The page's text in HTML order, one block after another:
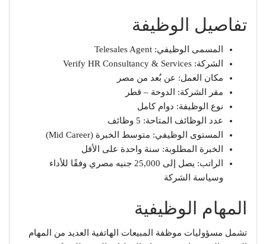
تفاصيل الوظيفة
المسمى الوظيفي: Telesales Agent
الشركة: Verify HR Consultancy & Services
مكان العمل: عن بُعد من مصر
مقر الشركة: الدوحة – قطر
نوع الوظيفة: دوام كامل
عدد الوظائف المتاحة: 5 وظائف
المستوى الوظيفي: متوسط الخبرة (Mid Career)
الخبرة المطلوبة: سنة واحدة على الأقل
الراتب: يصل إلى 25,000 جنيه مصري وفقًا للأداء
وسياسة الشركة
المهام الوظيفية
تشمل مسؤوليات موظفة المبيعات الهاتفية العديد من المهام